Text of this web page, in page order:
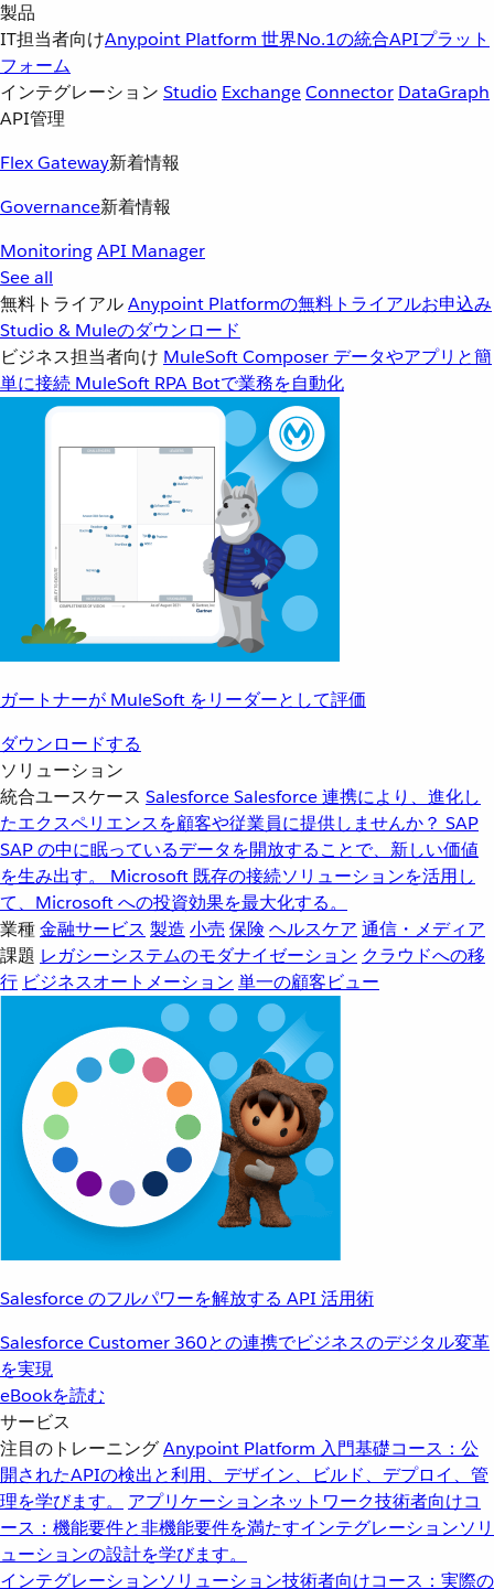
製品
IT担当者向けAnypoint Platform 世界No.1の統合APIプラット
フォーム
インテグレーション Studio ExchangeConnector DataGraph
API管理
Flex Gateway新着情報
Governance新着情報
MonitoringAPI Manager
See all
無料トライアルAnypoint Platformの無料トライアルお申込み
Studio & Muleのダウンロード
ビジネス担当者向け MuleSoft Composer データやアプリと簡
単に接続 MuleSoft RPA Botで業務を自動化
ガートナーが MuleSoft をリーダーとして評価
ダウンロードする
ソリューション
統合ユースケース SalesforceSalesforce 連携により、進化し
たエクスペリエンスを顧客や従業員に提供しませんか？ SAP
SAP の中に眠っているデータを開放することで、新しい価値
を生み出す。
Microsoft 既存の接続ソリューションを活用し
て、Microsoft への投資効果を最大化する。
業種金融サービス 製造 小売 保険 ヘルスケア 通信・メディア
課題 レガシーシステムのモダナイゼーション クラウドへの移
行 ビジネスオートメーション 単一の顧客ビュー
Salesforce のフルパワーを解放する API 活用術
Salesforce Customer 360との連携でビジネスのデジタル変革
を実現
eBookを読む
サービス
注目のトレーニングAnypoint Platform 入門基礎コース：公
開されたAPIの検出と利用、デザイン、ビルド、デプロイ、管
理を学びます。
アプリケーションネットワーク技術者向けコ
ース：機能要件と非機能要件を満たすインテグレーションソリ
ューションの設計を学びます。
インテグレーションソリューション技術者向けコース：実際の